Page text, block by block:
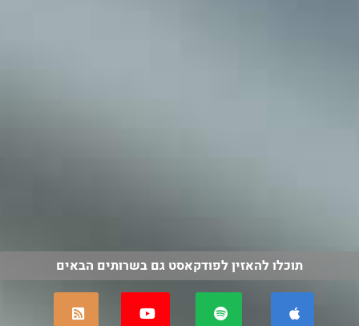
תוכלו להאזין לפודקאסט גם בשרותים הבאים